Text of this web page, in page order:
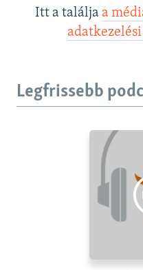
Itt a találja a
Legfrissebb